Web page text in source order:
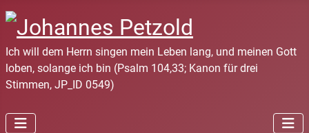
Ich will dem Herrn singen mein Leben lang, und meinen Gott
loben, solange ich bin (Psalm 104,33; Kanon für drei
Stimmen, JP_ID 0549)